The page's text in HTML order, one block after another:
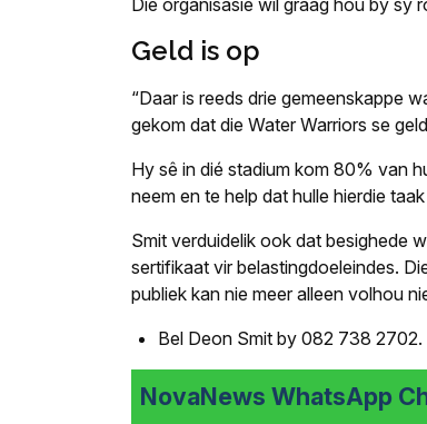
Die organisasie wil graag hou by sy
Geld is op
“Daar is reeds drie gemeenskappe
gekom dat die Water Warriors se
Hy sê in dié stadium kom 80% van
neem en te help dat hulle hierdie
Smit verduidelik ook dat besighede
sertifikaat vir belastingdoeleindes.
publiek kan nie meer alleen volhou
Bel Deon Smit by 082 738 2702.
NovaNews WhatsApp